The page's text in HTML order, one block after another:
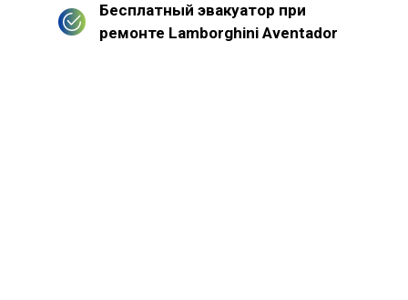
Бесплатный эвакуатор при
ремонте Lamborghini Aventador